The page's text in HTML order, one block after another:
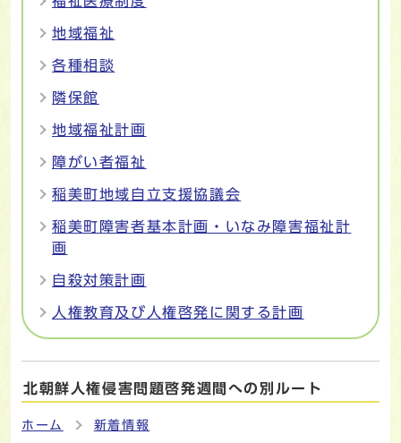
地域福祉
各種相談
隣保館
地域福祉計画
障がい者福祉
稲美町地域自立支援協議会
稲美町障害者基本計画・いなみ障害福祉計
画
自殺対策計画
人権教育及び人権啓発に関する計画
北朝鮮人権侵害問題啓発週間への別ルート
ホーム 新着情報